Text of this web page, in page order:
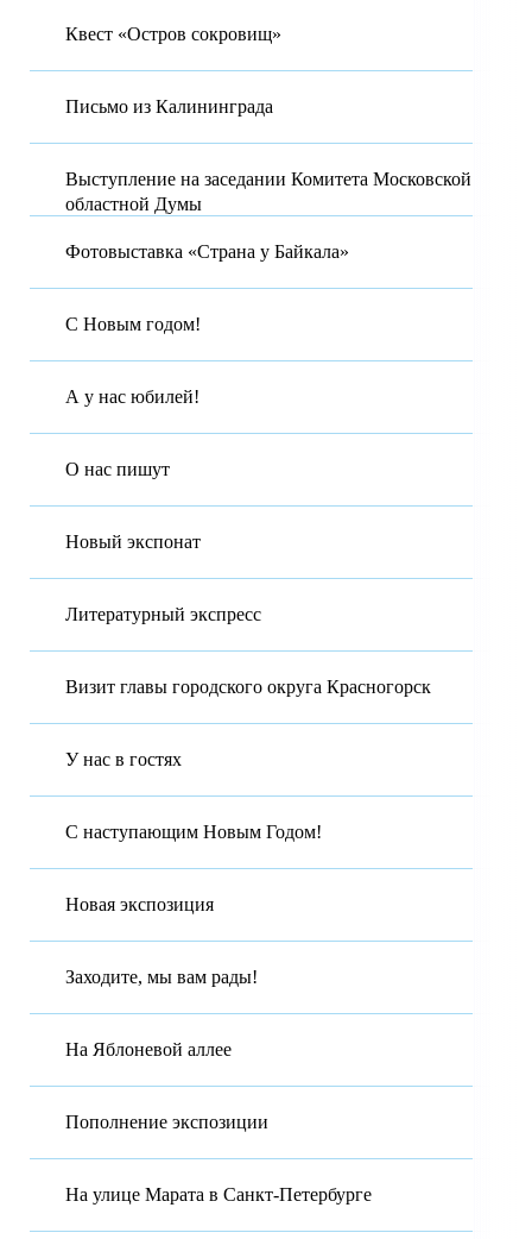
Квест «Остров сокровищ»
Письмо из Калининграда
Выступление на заседании Комитета Московской
областной Думы
Фотовыставка «Страна у Байкала»
С Новым годом!
А у нас юбилей!
О нас пишут
Новый экспонат
Литературный экспресс
Визит главы городского округа Красногорск
У нас в гостях
С наступающим Новым Годом!
Новая экспозиция
Заходите, мы вам рады!
На Яблоневой аллее
Пополнение экспозиции
На улице Марата в Санкт-Петербурге